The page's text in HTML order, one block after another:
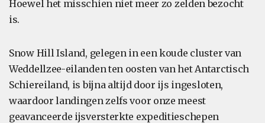
Hoewel het misschien niet meer zo zelden bezocht
is.
Snow Hill Island, gelegen in een koude cluster van
Weddellzee-eilanden ten oosten van het Antarctisch
Schiereiland, is bijna altijd door ijs ingesloten,
waardoor landingen zelfs voor onze meest
geavanceerde ijsversterkte expeditieschepen